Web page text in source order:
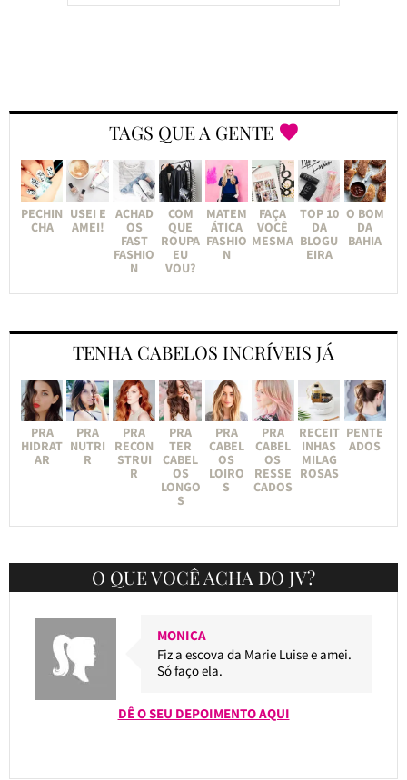
TAGS QUE A GENTE
PECHIN
CHA
USEI E
AMEI!
ACHAD
OS
FAST
FASHIO
N
COM
QUE
ROUPA
EU
VOU?
MATEM
ÁTICA
FASHIO
N
FAÇA
VOCÊ
MESMA
TOP 10
DA
BLOGU
EIRA
O BOM
DA
BAHIA
TENHA CABELOS INCRÍVEIS JÁ
PRA
HIDRAT
AR
PRA
NUTRI
R
PRA
RECON
STRUI
R
PRA
TER
CABEL
OS
LONGO
S
PRA
CABEL
OS
LOIRO
S
PRA
CABEL
OS
RESSE
CADOS
RECEIT
INHAS
MILAG
ROSAS
PENTE
ADOS
O QUE VOCÊ ACHA DO JV?
MONICA
Fiz a escova da Marie Luise e amei.
Só faço ela.
DÊ O SEU DEPOIMENTO AQUI